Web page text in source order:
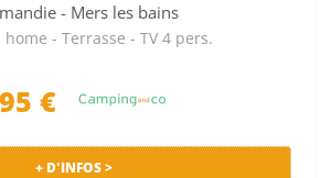
- Mers les bains
- Terrasse - TV 4 pers.
€
+ D'INFOS >